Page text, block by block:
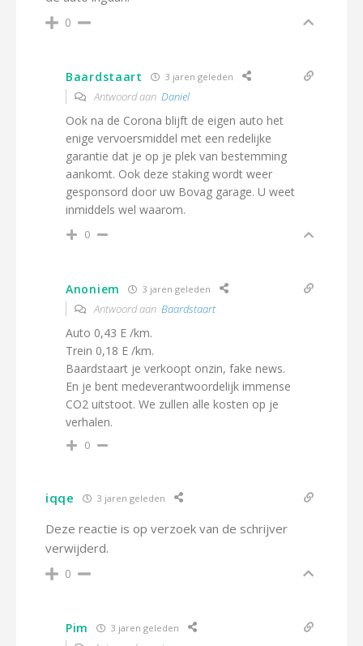
0
Baardstaart 3 jaren geleden
Antwoord aan Daniel
Ook na de Corona blijft de eigen auto het
enige vervoersmiddel met een redelijke
garantie dat je op je plek van bestemming
aankomt. Ook deze staking wordt weer
gesponsord door uw Bovag garage. U weet
inmiddels wel waarom.
0
Anoniem 3 jaren geleden
Antwoord aan Baardstaart
Auto 0,43 E /km.
Trein 0,18 E /km.
Baardstaart je verkoopt onzin, fake news.
En je bent medeverantwoordelijk immense
CO2 uitstoot. We zullen alle kosten op je
verhalen.
0
iqqe 3 jaren geleden
Deze reactie is op verzoek van de schrijver
verwijderd.
0
Pim 3 jaren geleden